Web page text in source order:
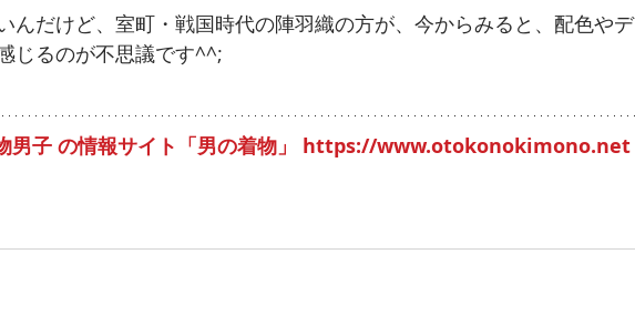
んだけど、室町・戦国時代の陣羽織の方が、今からみると、配色やデ
じるのが不思議です^^;
子 の情報サイト「男の着物」 https://www.otokonokimono.net